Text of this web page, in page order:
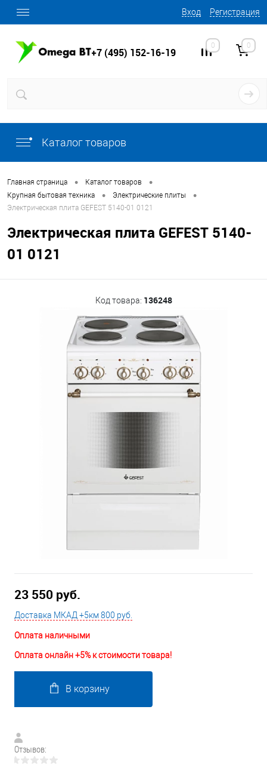
Вход Регистрация
+7 (495) 152-16-19
0 0
Каталог товаров
Главная страница • Каталог товаров •
Крупная бытовая техника • Электрические плиты •
Электрическая плита GEFEST 5140-01 0121
Электрическая плита GEFEST 5140-
01 0121
Код товара: 136248
23 550 руб.
Доставка МКАД +5км 800 руб.
Оплата наличными
Оплата онлайн +5% к стоимости товара!
В корзину
Отзывов: